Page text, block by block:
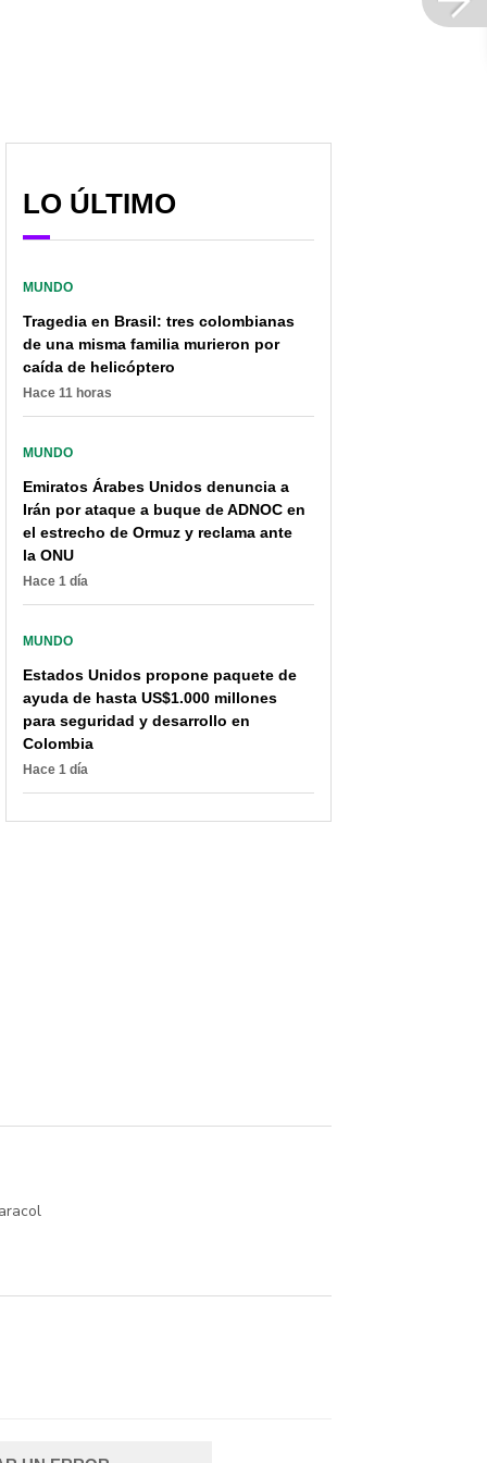
LO ÚLTIMO
MUNDO
Tragedia en Brasil: tres colombianas
de una misma familia murieron por
caída de helicóptero
Hace 11 horas
MUNDO
Emiratos Árabes Unidos denuncia a
Irán por ataque a buque de ADNOC en
el estrecho de Ormuz y reclama ante
la ONU
Hace 1 día
MUNDO
Estados Unidos propone paquete de
ayuda de hasta US$1.000 millones
para seguridad y desarrollo en
Colombia
Hace 1 día